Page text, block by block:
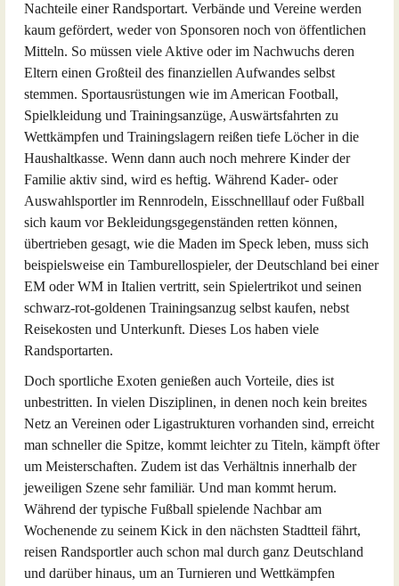
Nachteile einer Randsportart. Verbände und Vereine werden
kaum gefördert, weder von Sponsoren noch von öffentlichen
Mitteln. So müssen viele Aktive oder im Nachwuchs deren
Eltern einen Großteil des finanziellen Aufwandes selbst
stemmen. Sportausrüstungen wie im American Football,
Spielkleidung und Trainingsanzüge, Auswärtsfahrten zu
Wettkämpfen und Trainingslagern reißen tiefe Löcher in die
Haushaltkasse. Wenn dann auch noch mehrere Kinder der
Familie aktiv sind, wird es heftig. Während Kader- oder
Auswahlsportler im Rennrodeln, Eisschnelllauf oder Fußball
sich kaum vor Bekleidungsgegenständen retten können,
übertrieben gesagt, wie die Maden im Speck leben, muss sich
beispielsweise ein Tamburellospieler, der Deutschland bei einer
EM oder WM in Italien vertritt, sein Spielertrikot und seinen
schwarz-rot-goldenen Trainingsanzug selbst kaufen, nebst
Reisekosten und Unterkunft. Dieses Los haben viele
Randsportarten.
Doch sportliche Exoten genießen auch Vorteile, dies ist
unbestritten. In vielen Disziplinen, in denen noch kein breites
Netz an Vereinen oder Ligastrukturen vorhanden sind, erreicht
man schneller die Spitze, kommt leichter zu Titeln, kämpft öfter
um Meisterschaften. Zudem ist das Verhältnis innerhalb der
jeweiligen Szene sehr familiär. Und man kommt herum.
Während der typische Fußball spielende Nachbar am
Wochenende zu seinem Kick in den nächsten Stadtteil fährt,
reisen Randsportler auch schon mal durch ganz Deutschland
und darüber hinaus, um an Turnieren und Wettkämpfen